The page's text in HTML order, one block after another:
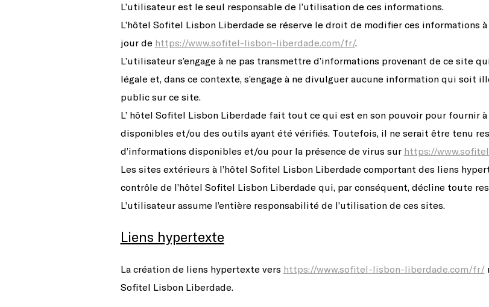
L’utilisateur est le seul responsable de l’utilisation de ces informations.
L’hôtel Sofitel Lisbon Liberdade se réserve le droit de modifier ces informations
jour de https://www.sofitel-lisbon-liberdade.com/fr/.
L’utilisateur s’engage à ne pas transmettre d’informations provenant de ce site
légale et, dans ce contexte, s’engage à ne divulguer aucune information qui soit
public sur ce site.
L’ hôtel Sofitel Lisbon Liberdade fait tout ce qui est en son pouvoir pour fournir
disponibles et/ou des outils ayant été vérifiés. Toutefois, il ne serait être tenu
d’informations disponibles et/ou pour la présence de virus sur https://
Les sites extérieurs à l’hôtel Sofitel Lisbon Liberdade comportant des liens
contrôle de l’hôtel Sofitel Lisbon Liberdade qui, par conséquent, décline toute
L’utilisateur assume l’entière responsabilité de l’utilisation de ces sites.
Liens hypertexte
La création de liens hypertexte vers https://www.sofitel-lisbon-liberdade.com/fr/
Sofitel Lisbon Liberdade.